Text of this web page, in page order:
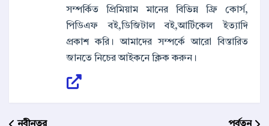
সম্পর্কিত প্রিমিয়াম মানের বিভিন্ন ফ্রি কোর্স,
পিডিএফ বই,ডিজিটাল বই,আর্টিকেল ইত্যাদি
প্রকাশ করি। আমাদের সম্পর্কে আরো বিস্তারিত
জানতে নিচের আইকনে ক্লিক করুন।